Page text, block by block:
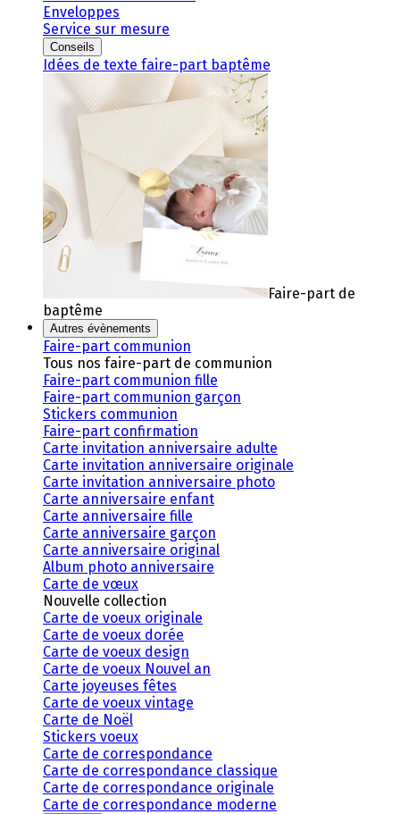
Enveloppes
Service sur mesure
Conseils
Idées de texte faire-part baptême
Faire-part de
baptême
Autres évènements
Faire-part communion
Tous nos faire-part de communion
Faire-part communion fille
Faire-part communion garçon
Stickers communion
Faire-part confirmation
Carte invitation anniversaire adulte
Carte invitation anniversaire originale
Carte invitation anniversaire photo
Carte anniversaire enfant
Carte anniversaire fille
Carte anniversaire garçon
Carte anniversaire original
Album photo anniversaire
Carte de vœux
Nouvelle collection
Carte de voeux originale
Carte de voeux dorée
Carte de voeux design
Carte de voeux Nouvel an
Carte joyeuses fêtes
Carte de voeux vintage
Carte de Noël
Stickers voeux
Carte de correspondance
Carte de correspondance classique
Carte de correspondance originale
Carte de correspondance moderne